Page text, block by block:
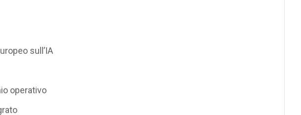
sull’IA
operativo